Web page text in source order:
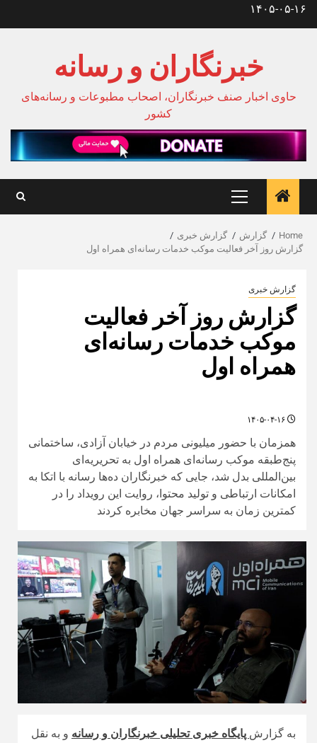
Skip۱۴۰۵-۰۵-۱۶
خبرنگاران و رسانه
حاوی اخبار صنف خبرنگاران، اصحاب مطبوعات و رسانه‌های
کشور
Primary
Menu
Home گزارش
گزارش خبری
گزارش روز آخر فعالیت موکب خدمات رسانه‌ای همراه اول
گزارش خبری
گزارش روز آخر فعالیت
موکب خدمات رسانه‌ای
همراه اول
همزمان با حضور میلیونی مردم در خیابان آزادی، ساختمانی
پنج‌طبقه موکب رسانه‌ای همراه اول به تحریریه‌ای
بین‌المللی بدل شد، جایی که خبرنگاران ده‌ها رسانه با اتکا به
امکانات ارتباطی و تولید محتوا، روایت این رویداد را در
کمترین زمان به سراسر جهان مخابره کردند
به گزارش پایگاه خبری تحلیلی خبرنگاران و رسانه و به نقل